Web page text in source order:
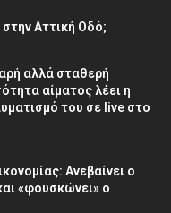
Αττική Οδό;
αλλά σταθερή
αίματος λέει η
του σε live στο
Aνεβαίνει ο
«φουσκώνει» ο